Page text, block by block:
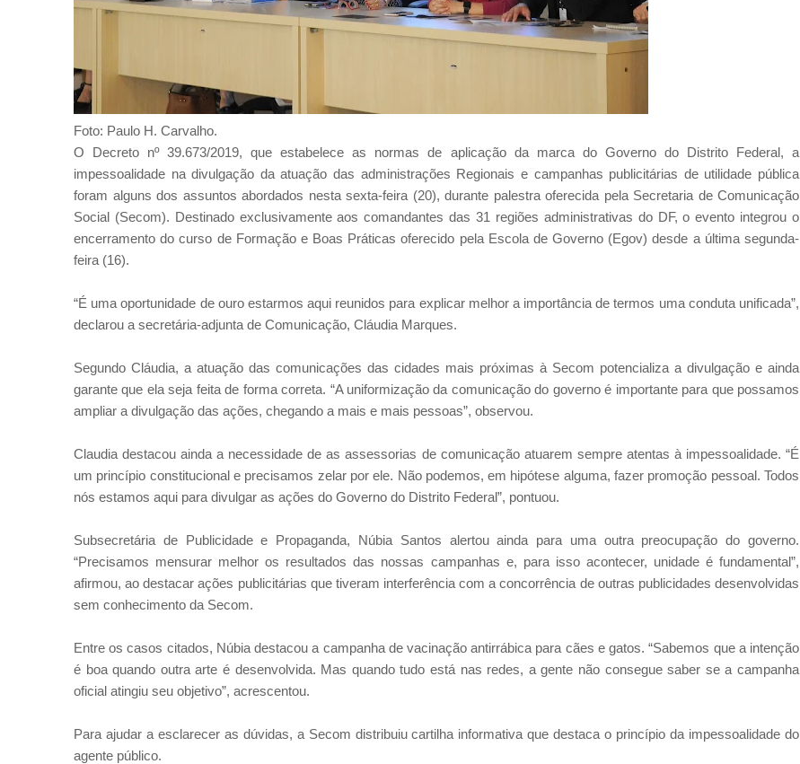
Foto: Paulo H. Carvalho.
O Decreto nº 39.673/2019, que estabelece as normas de aplicação da marca do Governo do Distrito Federal, a
impessoalidade na divulgação da atuação das administrações Regionais e campanhas publicitárias de utilidade pública
foram alguns dos assuntos abordados nesta sexta-feira (20), durante palestra oferecida pela Secretaria de Comunicação
Social (Secom). Destinado exclusivamente aos comandantes das 31 regiões administrativas do DF, o evento integrou o
encerramento do curso de Formação e Boas Práticas oferecido pela Escola de Governo (Egov) desde a última segunda-
feira (16).
“É uma oportunidade de ouro estarmos aqui reunidos para explicar melhor a importância de termos uma conduta unificada”,
declarou a secretária-adjunta de Comunicação, Cláudia Marques.
Segundo Cláudia, a atuação das comunicações das cidades mais próximas à Secom potencializa a divulgação e ainda
garante que ela seja feita de forma correta. “A uniformização da comunicação do governo é importante para que possamos
ampliar a divulgação das ações, chegando a mais e mais pessoas”, observou.
Claudia destacou ainda a necessidade de as assessorias de comunicação atuarem sempre atentas à impessoalidade. “É
um princípio constitucional e precisamos zelar por ele. Não podemos, em hipótese alguma, fazer promoção pessoal. Todos
nós estamos aqui para divulgar as ações do Governo do Distrito Federal”, pontuou.
Subsecretária de Publicidade e Propaganda, Núbia Santos alertou ainda para uma outra preocupação do governo.
“Precisamos mensurar melhor os resultados das nossas campanhas e, para isso acontecer, unidade é fundamental”,
afirmou, ao destacar ações publicitárias que tiveram interferência com a concorrência de outras publicidades desenvolvidas
sem conhecimento da Secom.
Entre os casos citados, Núbia destacou a campanha de vacinação antirrábica para cães e gatos. “Sabemos que a intenção
é boa quando outra arte é desenvolvida. Mas quando tudo está nas redes, a gente não consegue saber se a campanha
oficial atingiu seu objetivo”, acrescentou.
Para ajudar a esclarecer as dúvidas, a Secom distribuiu cartilha informativa que destaca o princípio da impessoalidade do
agente público.